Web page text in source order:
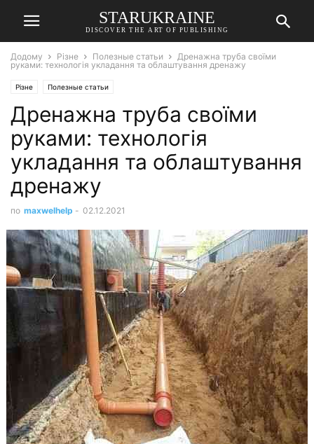
STARUKRAINE
DISCOVER THE ART OF PUBLISHING
Додому Різне Полезные статьи
Дренажна труба своїми
руками: технологія укладання та облаштування дренажу
Різне Полезные статьи
Дренажна труба своїми
руками: технологія
укладання та облаштування
дренажу
по maxwelhelp - 02.12.2021